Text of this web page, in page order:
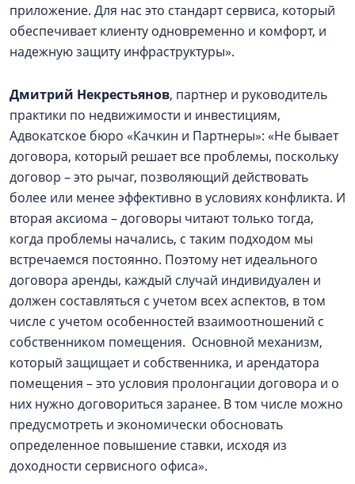
приложение. Для нас это стандарт сервиса, который
обеспечивает клиенту одновременно и комфорт, и
надежную защиту инфраструктуры».
Дмитрий Некрестьянов, партнер и руководитель
практики по недвижимости и инвестициям,
Адвокатское бюро «Качкин и Партнеры»: «Не бывает
договора, который решает все проблемы, поскольку
договор – это рычаг, позволяющий действовать
более или менее эффективно в условиях конфликта. И
вторая аксиома – договоры читают только тогда,
когда проблемы начались, с таким подходом мы
встречаемся постоянно. Поэтому нет идеального
договора аренды, каждый случай индивидуален и
должен составляться с учетом всех аспектов, в том
числе с учетом особенностей взаимоотношений с
собственником помещения. Основной механизм,
который защищает и собственника, и арендатора
помещения – это условия пролонгации договора и о
них нужно договориться заранее. В том числе можно
предусмотреть и экономически обосновать
определенное повышение ставки, исходя из
доходности сервисного офиса».